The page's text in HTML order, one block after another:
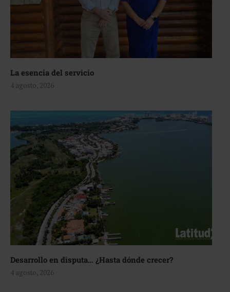
La esencia del servicio
4 agosto, 2026
Desarrollo en disputa… ¿Hasta dónde crecer?
4 agosto, 2026